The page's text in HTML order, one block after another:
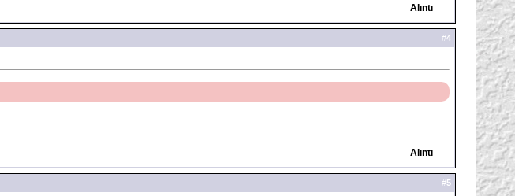
Alıntı
#4
Alıntı
#5